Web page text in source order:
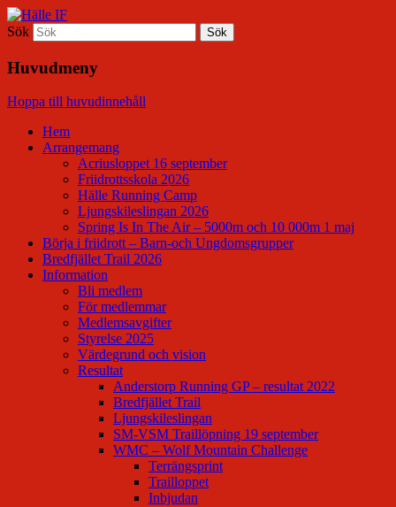
Hälle IF
Sök
Huvudmeny
Hoppa till huvudinnehåll
Hem
Arrangemang
Acriusloppet 16 september
Friidrottsskola 2026
Hälle Running Camp
Ljungskileslingan 2026
Spring Is In The Air – 5000m och 10 000m 1 maj
Börja i friidrott – Barn-och Ungdomsgrupper
Bredfjället Trail 2026
Information
Bli medlem
För medlemmar
Medlemsavgifter
Styrelse 2025
Värdegrund och vision
Resultat
Anderstorp Running GP – resultat 2022
Bredfjället Trail
Ljungskileslingan
SM-VSM Traillöpning 19 september
WMC – Wolf Mountain Challenge
Terrängsprint
Trailloppet
Inbjudan